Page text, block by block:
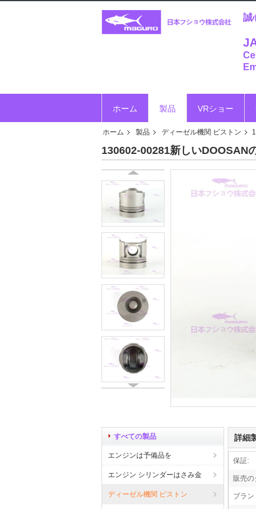
誠
ホーム 製品 VRショー
ホーム 製品 ディーゼル機関 ピストン
130602-00281新しいDOOSAN
すべての製品
エンジンは予備品を
エンジン シリンダーはさみ金
ディーゼル機関 ピストン
詳細
保証:
販売の
ブラン